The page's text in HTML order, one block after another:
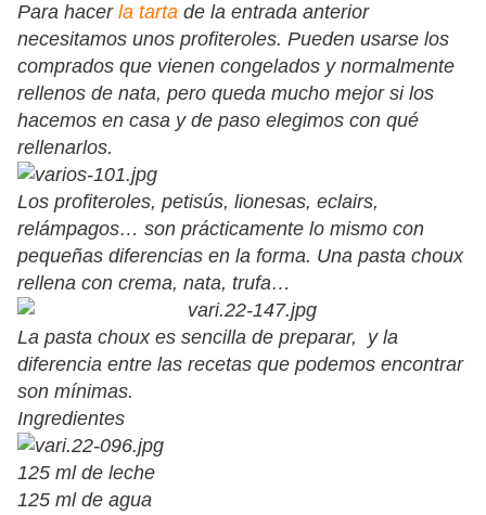
Para hacer la tarta de la entrada anterior
necesitamos unos profiteroles. Pueden usarse los
comprados que vienen congelados y normalmente
rellenos de nata, pero queda mucho mejor si los
hacemos en casa y de paso elegimos con qué
rellenarlos.
Los profiteroles, petisús, lionesas, eclairs,
relámpagos… son prácticamente lo mismo con
pequeñas diferencias en la forma. Una pasta choux
rellena con crema, nata, trufa…
La pasta choux es sencilla de preparar, y la
diferencia entre las recetas que podemos encontrar
son mínimas.
Ingredientes
125 ml de leche
125 ml de agua